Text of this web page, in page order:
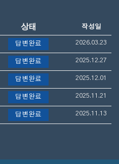
상태 작성일
답변완료 2026.03.23
답변완료 2025.12.27
답변완료 2025.12.01
답변완료 2025.11.21
답변완료 2025.11.13